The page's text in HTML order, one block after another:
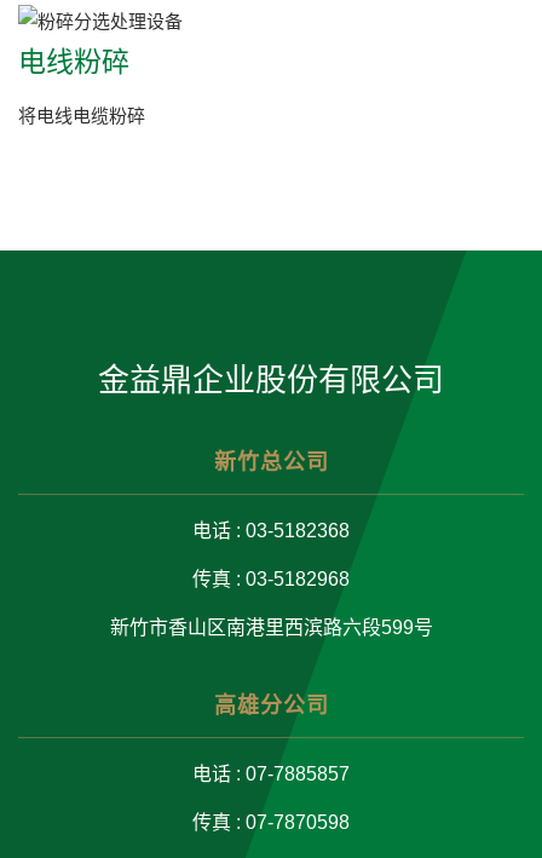
电线粉碎
将电线电缆粉碎
金益鼎企业股份有限公司
新竹总公司
电话 : 03-5182368
传真 : 03-5182968
新竹市香山区南港里西滨路六段599号
高雄分公司
电话 : 07-7885857
传真 : 07-7870598